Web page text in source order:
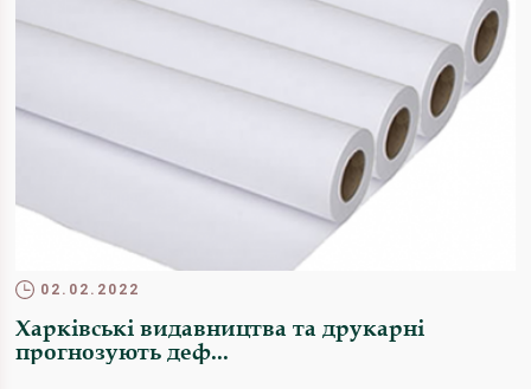
02.02.2022
Харківські видавництва та друкарні
прогнозують деф...